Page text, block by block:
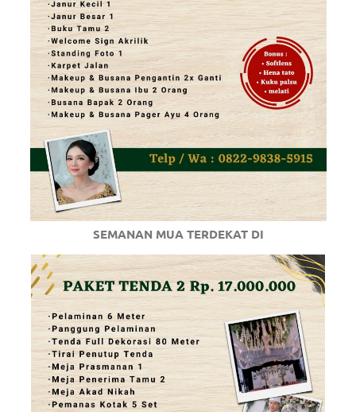
SEMANAN MUA TERDEKAT DI